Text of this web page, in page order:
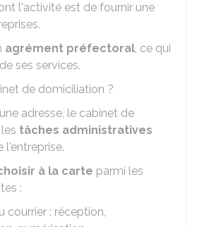
l'activité est de fournir une
agrément préfectoral, ce qui
ses services.
de domiciliation ?
adresse, le cabinet de
tâches administratives
l'entreprise.
à la carte parmi les
:
courrier : réception,